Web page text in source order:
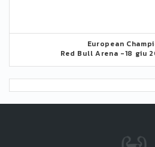
European
Red Bull Arena -18 giu